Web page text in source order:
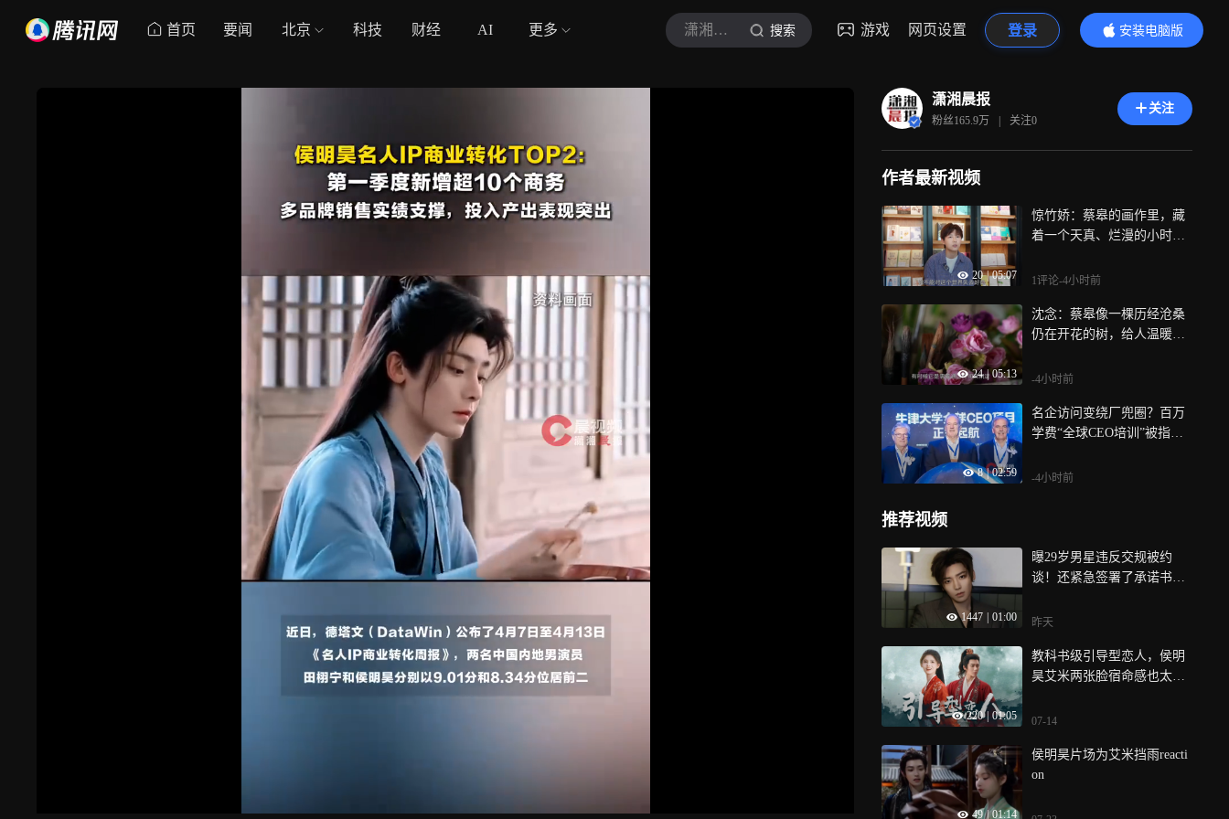
首页 要闻 北京 科技 财经 AI 更多 潇湘晨报 搜索 游戏 网页设置 登录
安装电脑版
内容更精彩
潇湘晨报
粉丝165.9万 | 关注0
关注
作者最新视频
20 | 05:07
惊竹娇：蔡皋的画作里，藏
着一个天真、烂漫的小时候
1评论-4小时前
24 | 05:13
沈念：蔡皋像一棵历经沧桑
仍在开花的树，给人温暖与
-4小时前
8 | 02:59
名企访问变绕厂兜圈？百万
学费“全球CEO培训”被指货
-4小时前
推荐视频
1447 01:00
曝29岁男星违反交规被约
谈！还紧急签署了承诺书，
昨天
220 01:05
教科书级引导型恋人，侯明
昊艾米两张脸宿命感也太权
07-14
49 | 01:14
侯明昊片场为艾米挡雨reacti
on